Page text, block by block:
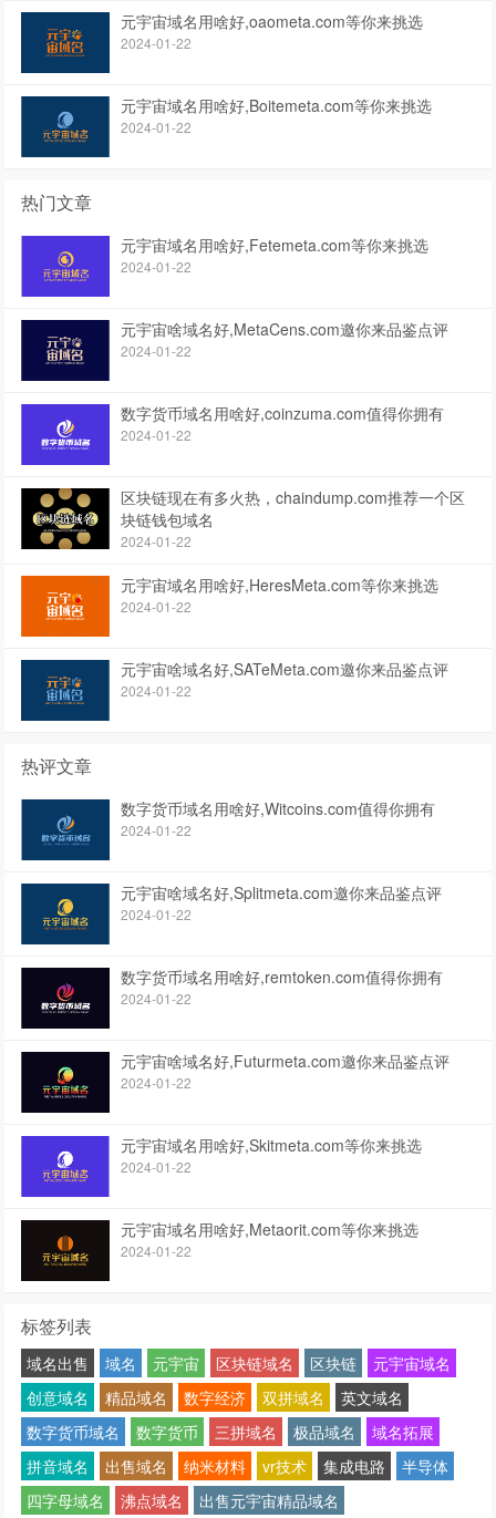
元宇宙域名用啥好,oaometa.com等你来挑选
2024-01-22
元宇宙域名用啥好,Boitemeta.com等你来挑选
2024-01-22
热门文章
元宇宙域名用啥好,Fetemeta.com等你来挑选
2024-01-22
元宇宙啥域名好,MetaCens.com邀你来品鉴点评
2024-01-22
数字货币域名用啥好,coinzuma.com值得你拥有
2024-01-22
区块链现在有多火热，chaindump.com推荐一个区
块链钱包域名
2024-01-22
元宇宙域名用啥好,HeresMeta.com等你来挑选
2024-01-22
元宇宙啥域名好,SATeMeta.com邀你来品鉴点评
2024-01-22
热评文章
数字货币域名用啥好,Witcoins.com值得你拥有
2024-01-22
元宇宙啥域名好,Splitmeta.com邀你来品鉴点评
2024-01-22
数字货币域名用啥好,remtoken.com值得你拥有
2024-01-22
元宇宙啥域名好,Futurmeta.com邀你来品鉴点评
2024-01-22
元宇宙域名用啥好,Skitmeta.com等你来挑选
2024-01-22
元宇宙域名用啥好,Metaorit.com等你来挑选
2024-01-22
标签列表
域名出售 域名 元宇宙 区块链域名 区块链
元宇宙域名
创意域名
精品域名 数字经济 双拼域名
英文域名
数字货币域名
数字货币 三拼域名 极品域名
域名拓展
拼音域名
出售域名 纳米材料 vr技术 集成电路
半导体
四字母域名
沸点域名 出售元宇宙精品域名